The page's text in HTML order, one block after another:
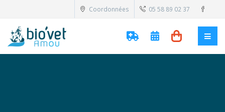
Coordonnées 05 58 89 02 37